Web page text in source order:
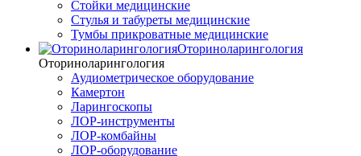
Стойки медицинские
Стулья и табуреты медицинские
Тумбы прикроватные медицинские
Оториноларингология
Оториноларингология
Аудиометрическое оборудование
Камертон
Ларингоскопы
ЛОР-инструменты
ЛОР-комбайны
ЛОР-оборудование